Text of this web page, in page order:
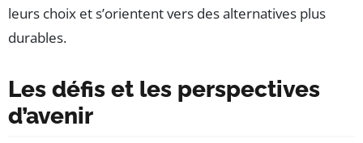
leurs choix et s’orientent vers des alternatives plus
durables.
Les défis et les perspectives
d’avenir